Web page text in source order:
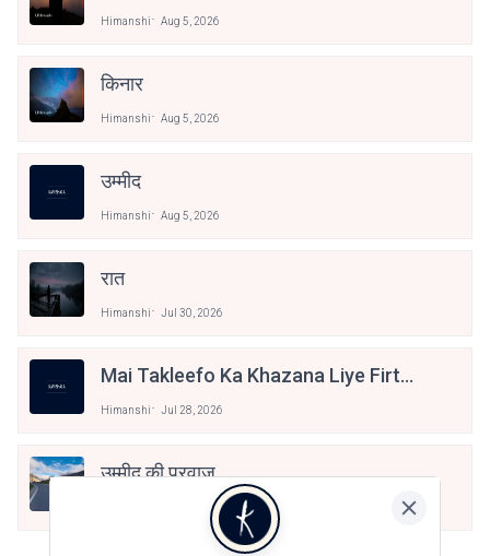
Himanshi Aug 5, 2026
किनार
Himanshi Aug 5, 2026
उम्मीद
Himanshi Aug 5, 2026
रात
Himanshi Jul 30, 2026
Mai Takleefo Ka Khazana Liye Firta
Himanshi Jul 28, 2026
उम्मीद की परवाज़
Jul 24, 2026